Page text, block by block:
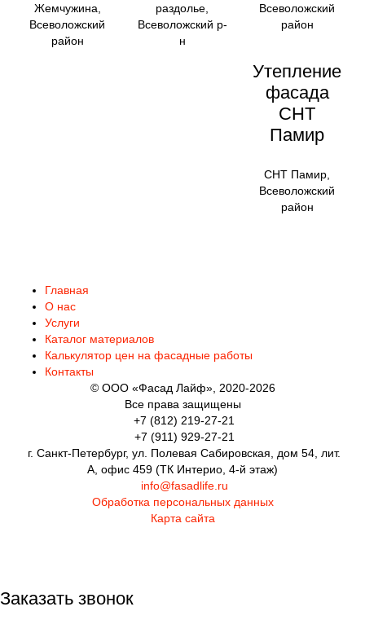
Жемчужина,
Всеволожский
район
раздолье,
Всеволожский р-
н
Всеволожский
район
Утепление
фасада
СНТ
Памир
СНТ Памир,
Всеволожский
район
Главная
О нас
Услуги
Каталог материалов
Калькулятор цен на фасадные работы
Контакты
© ООО «Фасад Лайф», 2020-2026
Все права защищены
+7 (812) 219-27-21
+7 (911) 929-27-21
г. Санкт-Петербург, ул. Полевая Сабировская, дом 54, лит.
А, офис 459 (ТК Интерио, 4-й этаж)
info@fasadlife.ru
Обработка персональных данных
Карта сайта
Заказать звонок